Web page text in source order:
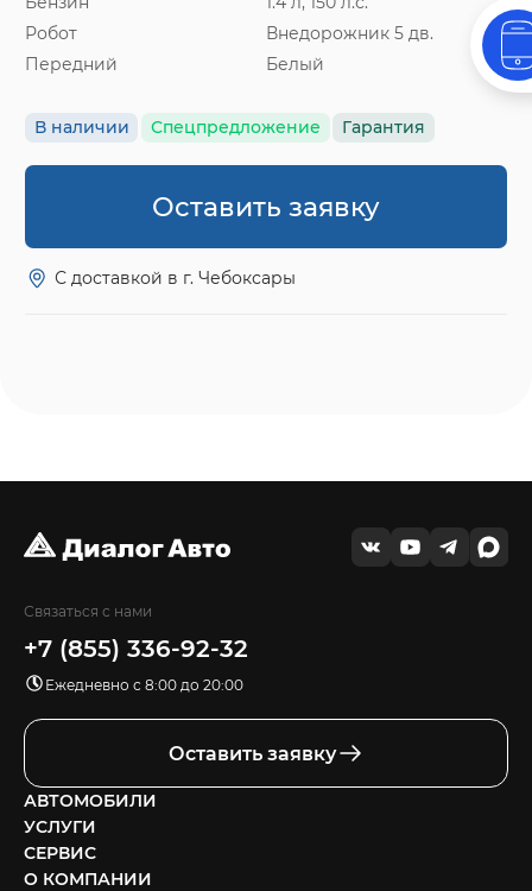
Робот
Внедорожник 5 дв.
Передний
Белый
В наличии Спецпредложение Гарантия
Оставить заявку
С доставкой в г. Чебоксары
Связаться с нами
+7 (855) 336-92-32
Ежедневно с 8:00 до 20:00
Оставить заявку
АВТОМОБИЛИ
УСЛУГИ
СЕРВИС
О КОМПАНИИ